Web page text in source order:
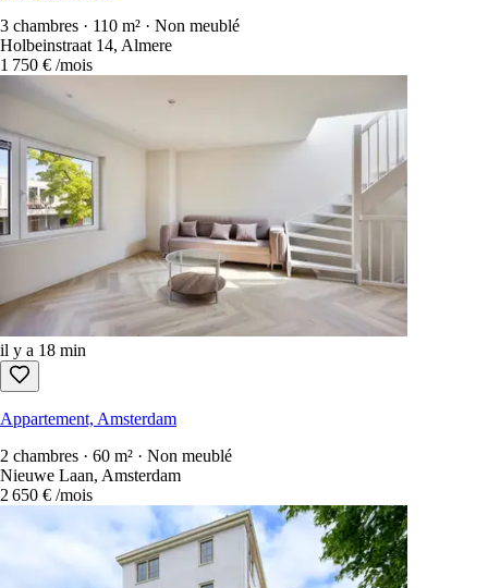
3 chambres · 110 m² · Non meublé
Holbeinstraat 14, Almere
1 750 € /mois
il y a 18 min
Appartement, Amsterdam
2 chambres · 60 m² · Non meublé
Nieuwe Laan, Amsterdam
2 650 € /mois